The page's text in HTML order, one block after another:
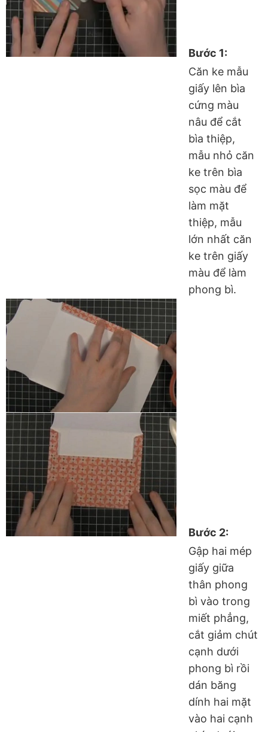
Bước 1:
Căn ke mẫu
giấy lên bìa
cứng màu
nâu để cắt
bìa thiệp,
mẫu nhỏ căn
ke trên bìa
sọc màu để
làm mặt
thiệp, mẫu
lớn nhất căn
ke trên giấy
màu để làm
phong bì.
Bước 2:
Gập hai mép
giấy giữa
thân phong
bì vào trong
miết phẳng,
cắt giảm chút
cạnh dưới
phong bì rồi
dán băng
dính hai mặt
vào hai cạnh